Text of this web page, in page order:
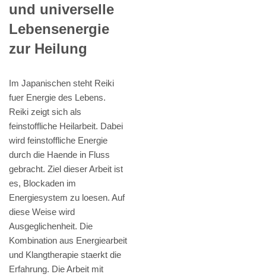
und universelle
Lebensenergie
zur Heilung
Im Japanischen steht Reiki
fuer Energie des Lebens.
Reiki zeigt sich als
feinstoffliche Heilarbeit. Dabei
wird feinstoffliche Energie
durch die Haende in Fluss
gebracht. Ziel dieser Arbeit ist
es, Blockaden im
Energiesystem zu loesen. Auf
diese Weise wird
Ausgeglichenheit. Die
Kombination aus Energiearbeit
und Klangtherapie staerkt die
Erfahrung. Die Arbeit mit